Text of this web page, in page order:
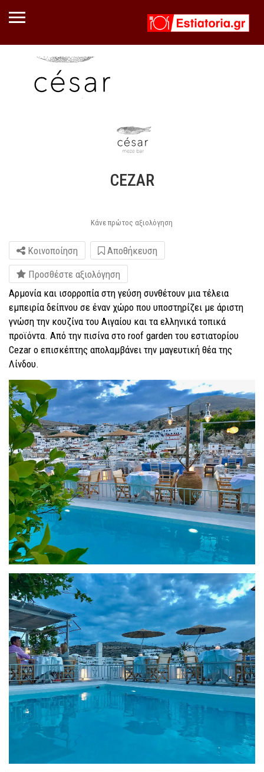
CEZAR
Κάνε πρώτος αξιολόγηση
Κοινοποίηση
Αποθήκευση
Προσθέστε αξιολόγηση
Αρμονία και ισορροπία στη γεύση συνθέτουν μια τέλεια
εμπειρία δείπνου σε έναν χώρο που υποστηρίζει με άριστη
γνώση την κουζίνα του Αιγαίου και τα ελληνικά τοπικά
προϊόντα. Από την πισίνα στο roof garden του εστιατορίου
Cezar ο επισκέπτης απολαμβάνει την μαγευτική θέα της
Λίνδου.